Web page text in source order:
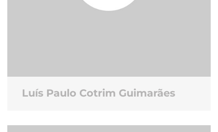
Luís Paulo Cotrim Guimarães